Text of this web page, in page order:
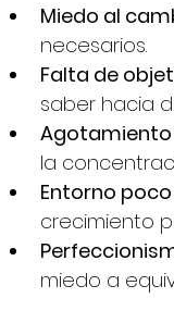
Miedo al
necesarios.
Falta de
saber hacia
la
Entorno
crecimiento
miedo a